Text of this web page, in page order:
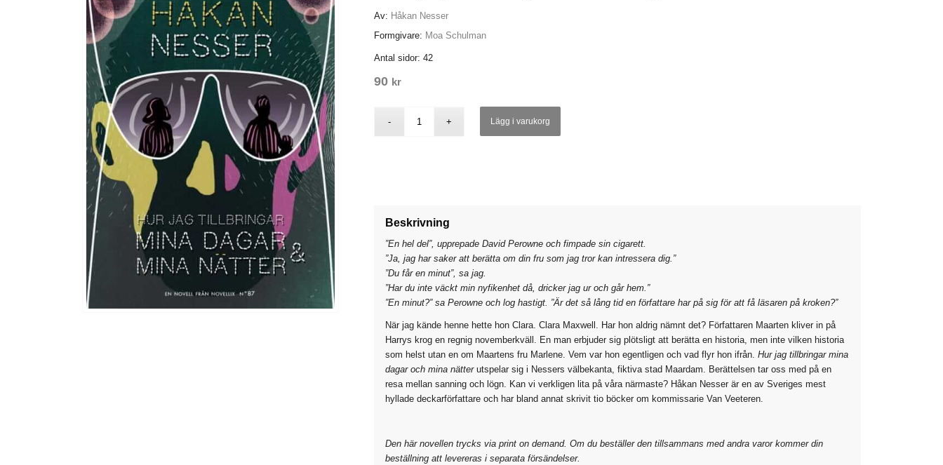
Av: Håkan Nesser
Formgivare: Moa Schulman
Antal sidor: 42
90 kr
Lägg i varukorg
Beskrivning
”En hel del”, upprepade David Perowne och fimpade sin cigarett.
”Ja, jag har saker att berätta om din fru som jag tror kan intressera dig.”
”Du får en minut”, sa jag.
”Har du inte väckt min nyfikenhet då, dricker jag ur och går hem.”
”En minut?” sa Perowne och log hastigt. ”Är det så lång tid en författare har på sig för att få läsaren på kroken?”
När jag kände henne hette hon Clara. Clara Maxwell. Har hon aldrig nämnt det? Författaren Maarten kliver in på
Harrys krog en regnig novemberkväll. En man erbjuder sig plötsligt att berätta en historia, men inte vilken historia
som helst utan en om Maartens fru Marlene. Vem var hon egentligen och vad flyr hon ifrån.Hur jag tillbringar mina
dagar och mina nätterutspelar sig i Nessers välbekanta, fiktiva stad Maardam. Berättelsen tar oss med på en
resa mellan sanning och lögn. Kan vi verkligen lita på våra närmaste? Håkan Nesser är en av Sveriges mest
hyllade deckarförfattare och har bland annat skrivit tio böcker om kommissarie Van Veeteren.
Den här novellen trycks via print on demand. Om du beställer den tillsammans med andra varor kommer din
beställning att levereras i separata försändelser.